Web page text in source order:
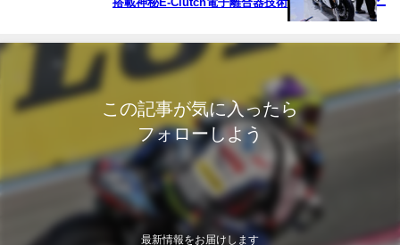
搭載神秘E-Clutch電子離合器技術
この記事が気に入ったら
フォローしよう
最新情報をお届けします